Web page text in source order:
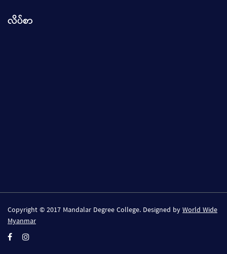
လိပ်စာ
Copyright © 2017 Mandalar Degree College. Designed byWorld Wide
Myanmar